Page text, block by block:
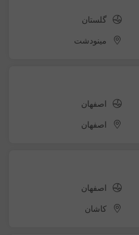
گلستان
مینودشت
اصفهان
اصفهان
اصفهان
کاشان